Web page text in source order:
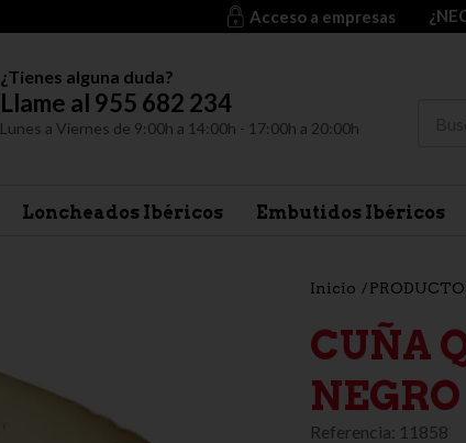
Acceso a empresas
¿Tienes alguna duda?
Llame al 955 682 234
Lunes a Viernes de 9:00h a 14:00h - 17:00h a 20:00h
Loncheados Ibéricos Embutidos Ibéricos
Inicio
CUÑA
Referencia: 11858